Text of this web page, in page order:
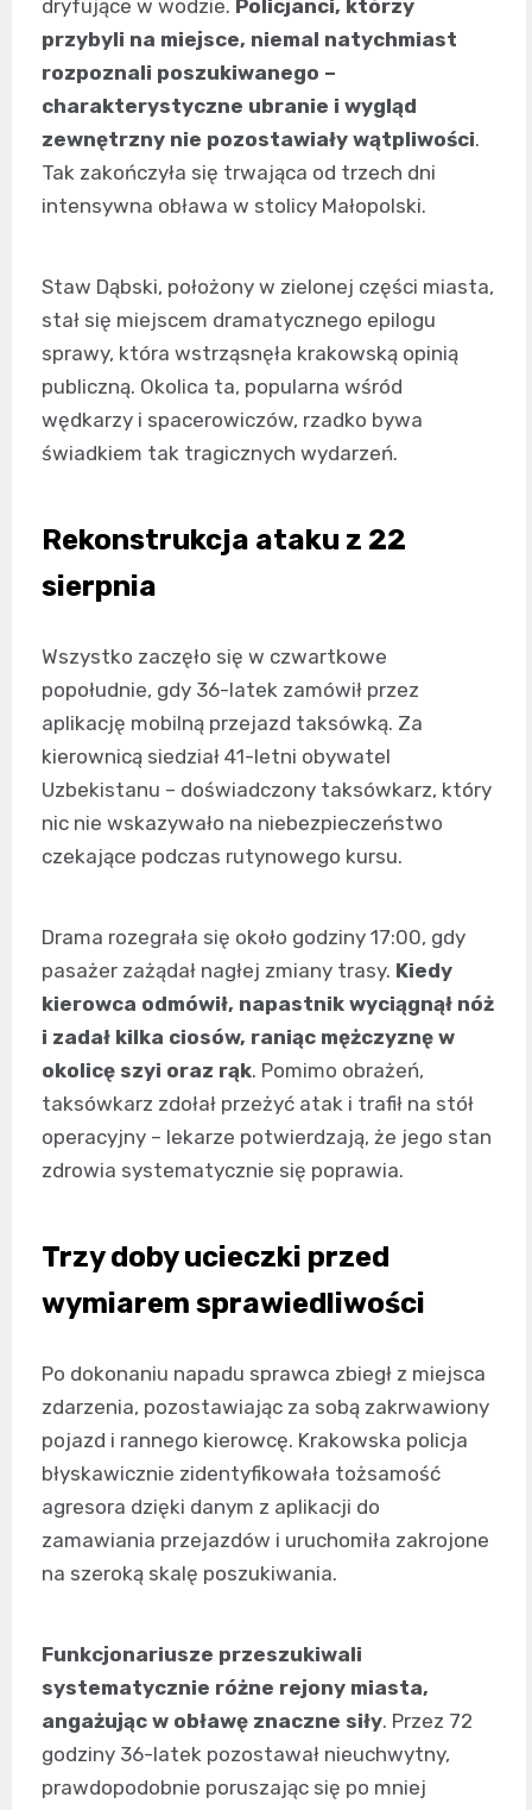
dryfujące w wodzie. Policjanci, którzy
przybyli na miejsce, niemal natychmiast
rozpoznali poszukiwanego –
charakterystyczne ubranie i wygląd
zewnętrzny nie pozostawiały wątpliwości.
Tak zakończyła się trwająca od trzech dni
intensywna obława w stolicy Małopolski.
Staw Dąbski, położony w zielonej części miasta,
stał się miejscem dramatycznego epilogu
sprawy, która wstrząsnęła krakowską opinią
publiczną. Okolica ta, popularna wśród
wędkarzy i spacerowiczów, rzadko bywa
świadkiem tak tragicznych wydarzeń.
Rekonstrukcja ataku z 22
sierpnia
Wszystko zaczęło się w czwartkowe
popołudnie, gdy 36-latek zamówił przez
aplikację mobilną przejazd taksówką. Za
kierownicą siedział 41-letni obywatel
Uzbekistanu – doświadczony taksówkarz, który
nic nie wskazywało na niebezpieczeństwo
czekające podczas rutynowego kursu.
Drama rozegrała się około godziny 17:00, gdy
pasażer zażądał nagłej zmiany trasy. Kiedy
kierowca odmówił, napastnik wyciągnął nóż
i zadał kilka ciosów, raniąc mężczyznę w
okolicę szyi oraz rąk. Pomimo obrażeń,
taksówkarz zdołał przeżyć atak i trafił na stół
operacyjny – lekarze potwierdzają, że jego stan
zdrowia systematycznie się poprawia.
Trzy doby ucieczki przed
wymiarem sprawiedliwości
Po dokonaniu napadu sprawca zbiegł z miejsca
zdarzenia, pozostawiając za sobą zakrwawiony
pojazd i rannego kierowcę. Krakowska policja
błyskawicznie zidentyfikowała tożsamość
agresora dzięki danym z aplikacji do
zamawiania przejazdów i uruchomiła zakrojone
na szeroką skalę poszukiwania.
Funkcjonariusze przeszukiwali
systematycznie różne rejony miasta,
angażując w obławę znaczne siły. Przez 72
godziny 36-latek pozostawał nieuchwytny,
prawdopodobnie poruszając się po mniej